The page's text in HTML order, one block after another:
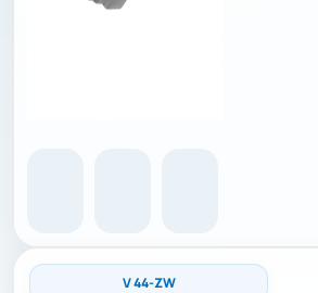
V 44-ZW